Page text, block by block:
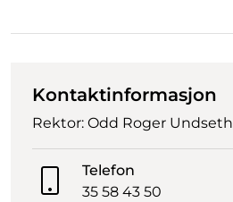
Kontaktinformasjon
Rektor: Odd Roger Undseth
Telefon
35 58 43 50